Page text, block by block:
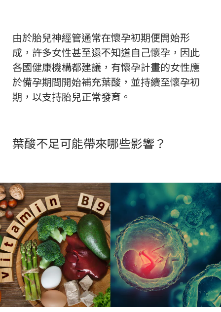
由於胎兒神經管通常在懷孕初期便開始形
成，許多女性甚至還不知道自己懷孕，因此
各國健康機構都建議，有懷孕計畫的女性應
於備孕期間開始補充葉酸，並持續至懷孕初
期，以支持胎兒正常發育。
葉酸不足可能帶來哪些影響？